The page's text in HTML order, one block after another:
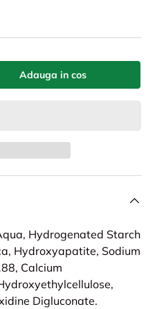
Adauga in cos
Hydrogenated Starch
Hydroxyapatite, Sodium
Calcium
Digluconate.